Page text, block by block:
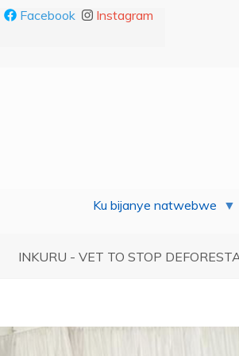
Facebook Instagram
Ku bijanye natwebwe
Breadcrumb
INKURU - VET TO STOP